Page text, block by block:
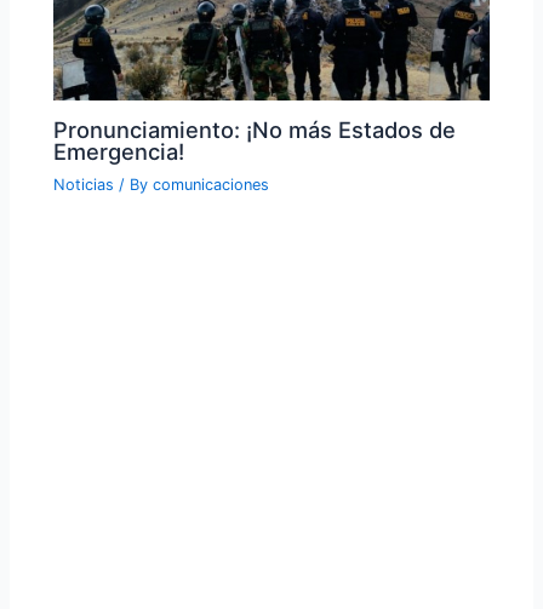
Pronunciamiento: ¡No más Estados de
Emergencia!
Noticias / Bycomunicaciones